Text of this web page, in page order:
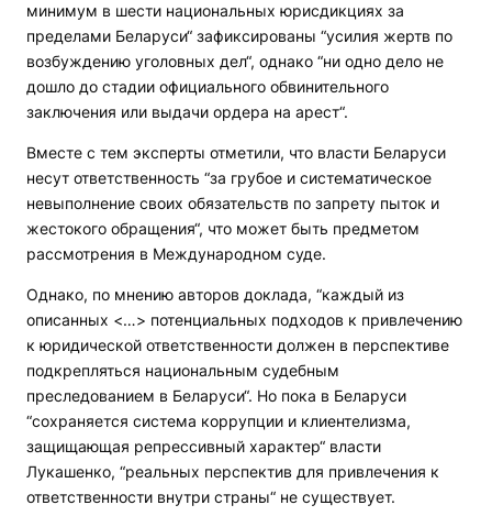
минимум в шести национальных юрисдикциях за
пределами Беларуси“ зафиксированы “усилия жертв по
возбуждению уголовных дел“, однако “ни одно дело не
дошло до стадии официального обвинительного
заключения или выдачи ордера на арест“.
Вместе с тем эксперты отметили, что власти Беларуси
несут ответственность “за грубое и систематическое
невыполнение своих обязательств по запрету пыток и
жестокого обращения“, что может быть предметом
рассмотрения в Международном суде.
Однако, по мнению авторов доклада, “каждый из
описанных <…> потенциальных подходов к привлечению
к юридической ответственности должен в перспективе
подкрепляться национальным судебным
преследованием в Беларуси“. Но пока в Беларуси
“сохраняется система коррупции и клиентелизма,
защищающая репрессивный характер“ власти
Лукашенко, “реальных перспектив для привлечения к
ответственности внутри страны“ не существует.